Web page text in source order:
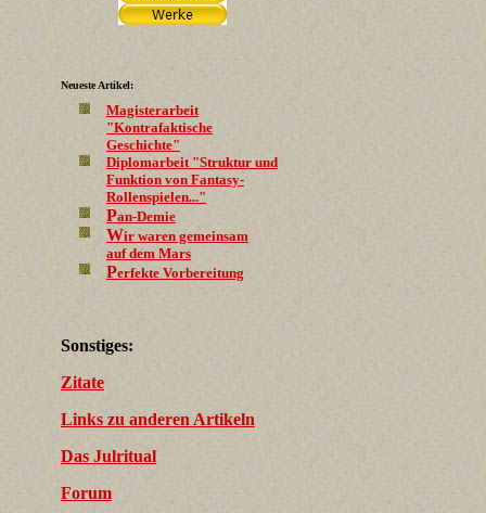
Neueste Artikel:
Magisterarbeit
"Kontrafaktische
Geschichte"
Diplomarbeit "Struktur und
Funktion von Fantasy-
Rollenspielen..."
Pan-Demie
Wir waren gemeinsam
auf dem Mars
Perfekte Vorbereitung
Sonstiges:
Zitate
Links zu anderen Artikeln
Das Julritual
Forum